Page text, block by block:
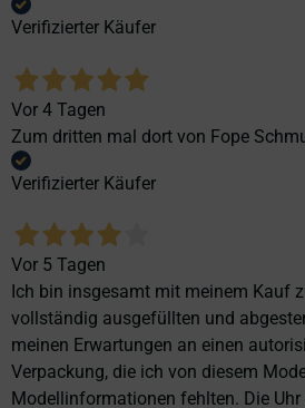
Verifizierter Käufer
Vor 4 Tagen
Zum dritten mal dort von Fope
Verifizierter Käufer
Vor 5 Tagen
Ich bin insgesamt mit meinem Kauf
vollständig ausgefüllten und
meinen Erwartungen an einen
Verpackung, die ich von diesem
Modellinformationen fehlten. Die